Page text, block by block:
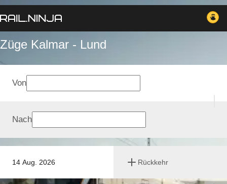
Züge Kalmar - Lund
14 Aug. 2026 Rückkehr
Von
Nach